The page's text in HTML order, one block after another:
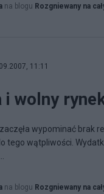
na blogu Rozgniewany na
11:11
wolny
wypominać brak
tego wątpliwości.
na blogu Rozgniewany na